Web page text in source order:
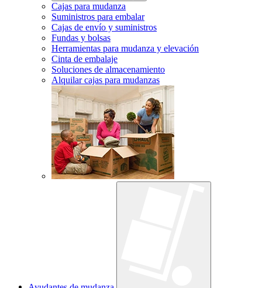
Cajas para mudanza
Suministros para embalar
Cajas de envío y suministros
Fundas y bolsas
Herramientas para mudanza y elevación
Cinta de embalaje
Soluciones de almacenamiento
Alquilar cajas para mudanzas